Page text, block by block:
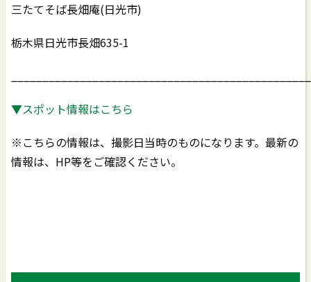
三たてそば長畑庵(日光市)
栃木県日光市長畑635-1
▼スポット情報はこちら
※こちらの情報は、撮影日当時のものになります。最新の
情報は、HP等をご確認ください。